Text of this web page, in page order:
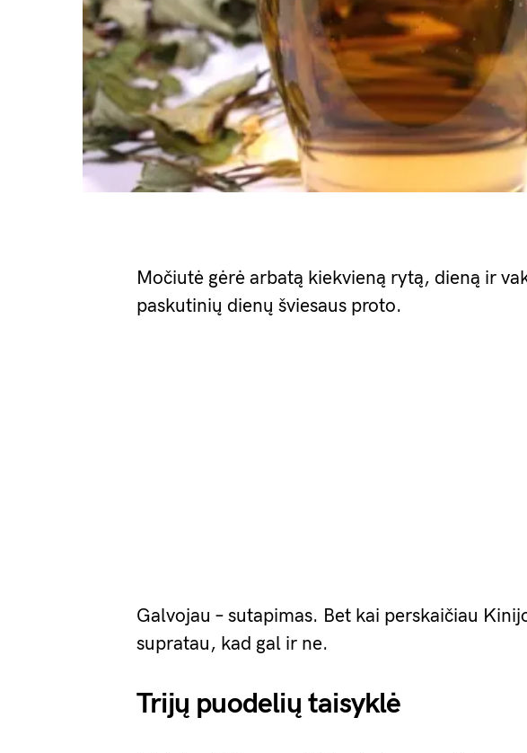
Močiutė gėrė arbatą kiekvieną rytą, dieną ir
paskutinių dienų šviesaus proto.
Galvojau – sutapimas. Bet kai perskaičiau
supratau, kad gal ir ne.
Trijų puodelių taisyklė